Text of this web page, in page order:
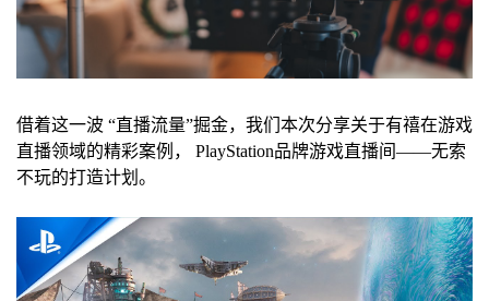
借着这一波 “直播流量”掘金，我们本次分享关于有禧在游戏
直播领域的精彩案例， PlayStation品牌游戏直播间——无索
不玩的打造计划。